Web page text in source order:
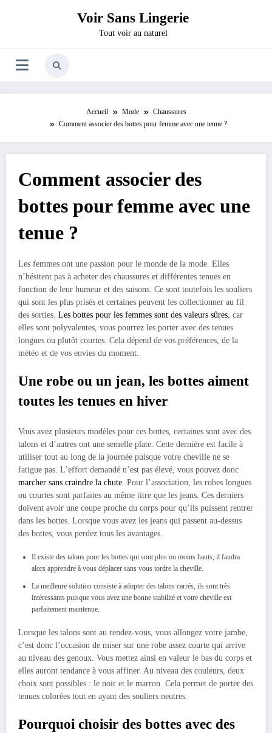
Voir Sans Lingerie
Tout voir au naturel
Accueil Mode
Chaussures
Comment associer des bottes pour femme avec une tenue ?
Comment associer des
bottes pour femme avec une
tenue ?
Les femmes ont une passion pour le monde de la mode. Elles
n’hésitent pas à acheter des chaussures et différentes tenues en
fonction de leur humeur et des saisons. Ce sont toutefois les souliers
qui sont les plus prisés et certaines peuvent les collectionner au fil
des sorties. Les bottes pour les femmes sont des valeurs sûres, car
elles sont polyvalentes, vous pourrez les porter avec des tenues
longues ou plutôt courtes. Cela dépend de vos préférences, de la
météo et de vos envies du moment.
Une robe ou un jean, les bottes aiment
toutes les tenues en hiver
Vous avez plusieurs modèles pour ces bottes, certaines sont avec des
talons et d’autres ont une semelle plate. Cette dernière est facile à
utiliser tout au long de la journée puisque votre cheville ne se
fatigue pas. L’effort demandé n’est pas élevé, vous pouvez donc
marcher sans craindre la chute . Pour l’association, les robes longues
ou courtes sont parfaites au même titre que les jeans. Ces derniers
doivent avoir une coupe proche du corps pour qu’ils puissent rentrer
dans les bottes. Lorsque vous avez les jeans qui passent au-dessus
des bottes, vous perdez tous les avantages.
Il existe des talons pour les bottes qui sont plus ou moins hauts, il faudra
alors apprendre à vous déplacer sans vous tordre la cheville.
La meilleure solution consiste à adopter des talons carrés, ils sont très
intéressants puisque vous avez une bonne stabilité et votre cheville est
parfaitement maintenue.
Lorsque les talons sont au rendez-vous, vous allongez votre jambe,
c’est donc l’occasion de miser sur une robe assez courte qui arrive
au niveau des genoux. Vous mettez ainsi en valeur le bas du corps et
elles auront tendance à vous affiner. Au niveau des couleurs, deux
choix sont possibles : le noir et le marron. Cela permet de porter des
tenues colorées tout en ayant des souliers neutres.
Pourquoi choisir des bottes avec des